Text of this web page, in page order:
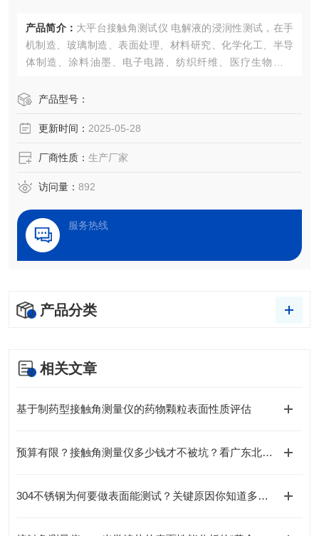
产品简介： 大平台接触角测试仪 电解液的浸润性测试，在手
机制造、玻璃制造、表面处理、材料研究、化学化工、半导
体制造、涂料油墨、电子电路、纺织纤维、医疗生物等领
性能的重要仪器。
产品型号：
更新时间： 2025-05-28
厂商性质： 生产厂家
访问量： 892
服务热线
产品分类
相关文章
基于制药型接触角测量仪的药物颗粒表面性质评估
预算有限？接触角测量仪多少钱才不被坑？看广东北斗怎么说！
304不锈钢为何要做表面能测试？关键原因你知道多少？